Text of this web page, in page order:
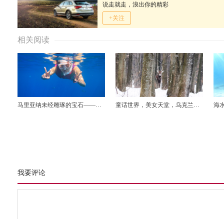
说走就走，浪出你的精彩
+关注
相关阅读
马里亚纳未经雕琢的宝石——
童话世界，美女天堂，乌克兰狩
海
我要评论